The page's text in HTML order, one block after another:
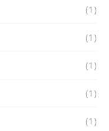
(1)
(1)
(1)
(1)
(1)